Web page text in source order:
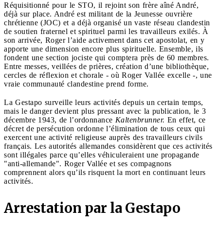
Réquisitionné pour le STO, il rejoint son frère aîné André,
déjà sur place. André est militant de la Jeunesse ouvrière
chrétienne (JOC) et a déjà organisé un vaste réseau clandestin
de soutien fraternel et spirituel parmi les travailleurs exilés. À
son arrivée, Roger l’aide activement dans cet apostolat, en y
apporte une dimension encore plus spirituelle. Ensemble, ils
fondent une section jociste qui comptera près de 60 membres.
Entre messes, veillées de prières, création d’une bibliothèque,
cercles de réflexion et chorale - où Roger Vallée excelle -, une
vraie communauté clandestine prend forme.
La Gestapo surveille leurs activités depuis un certain temps,
mais le danger devient plus pressant avec la publication, le 3
décembre 1943, de l’ordonnance Kaltenbrunner. En effet, ce
décret de persécution ordonne l’élimination de tous ceux qui
exercent une activité religieuse auprès des travailleurs civils
français. Les autorités allemandes considèrent que ces activités
sont illégales parce qu’elles véhiculeraient une propagande
"anti‑allemande". Roger Vallée et ses compagnons
comprennent alors qu’ils risquent la mort en continuant leurs
activités.
Arrestation par la Gestapo